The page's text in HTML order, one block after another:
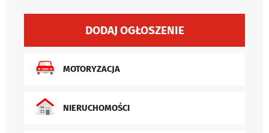
DODAJ OGŁOSZENIE
MOTORYZACJA
NIERUCHOMOŚCI